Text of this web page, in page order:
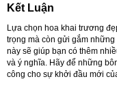
Kết Luận
Lựa chọn hoa khai trương
trọng mà còn gửi gắm
này sẽ giúp bạn có thêm
và ý nghĩa. Hãy để những
công cho sự khởi đầu mới